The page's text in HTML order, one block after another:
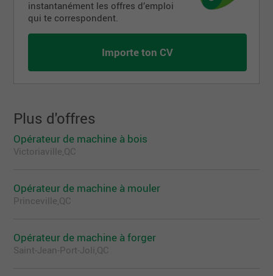
instantanément les offres d’emploi
qui te correspondent.
Importe ton CV
Plus d'offres
Opérateur de machine à bois
Victoriaville,QC
Opérateur de machine à mouler
Princeville,QC
Opérateur de machine à forger
Saint-Jean-Port-Joli,QC